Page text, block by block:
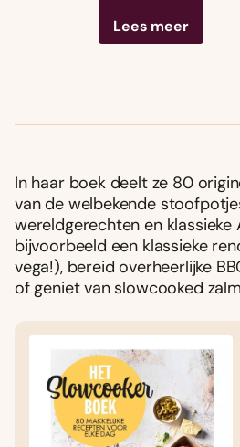
Lees meer
In haar boek deelt ze 80
van de welbekende
wereldgerechten en klassieke
bijvoorbeeld een klassieke
vega!), bereid overheerlijke
of geniet van slowcooked